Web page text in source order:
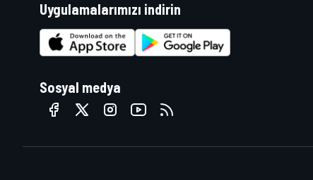
Uygulamalarımızı indirin
Sosyal medya